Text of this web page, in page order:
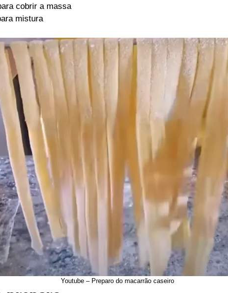
cobrir a massa
mistura
Youtube – Preparo do macarrão caseiro